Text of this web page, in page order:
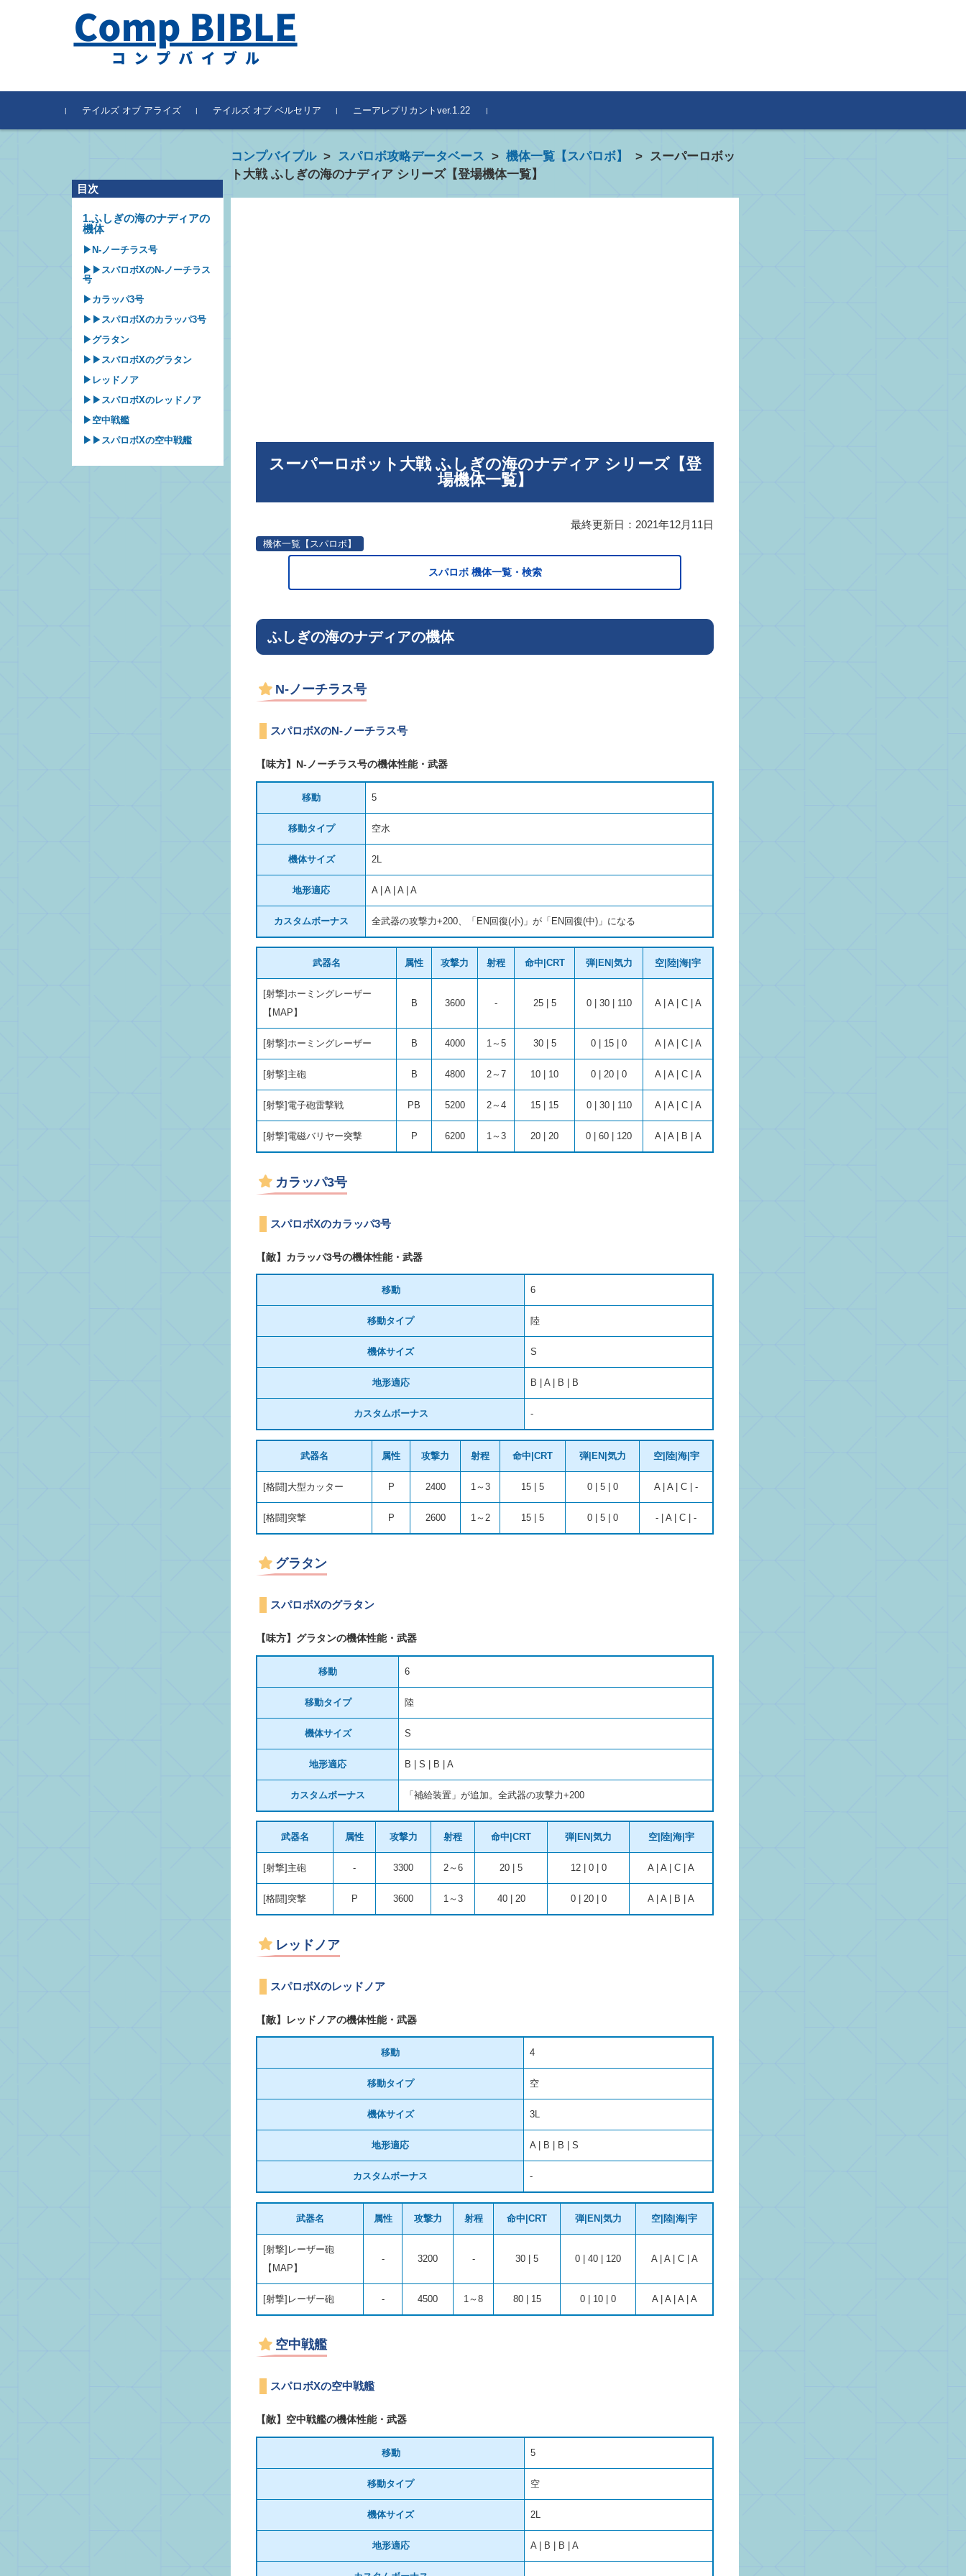
テイルズ オブ アライズ テイルズ オブ ベルセリア ニーアレプリカントver.1.22
コンプバイブル> スパロボ攻略データベース >機体一覧【スパロボ】 > スーパーロボッ
ト大戦 ふしぎの海のナディア シリーズ【登場機体一覧】
スーパーロボット大戦 ふしぎの海のナディア シリーズ【登
場機体一覧】
最終更新日： 2021年12月11日
機体一覧【スパロボ】
スパロボ 機体一覧・検索
ふしぎの海のナディアの機体
N-ノーチラス号
スパロボXのN-ノーチラス号
【味方】N-ノーチラス号の機体性能・武器
移動 5
移動タイプ 空水
機体サイズ 2L
地形適応 A | A | A | A
カスタムボーナス 全武器の攻撃力+200、「EN回復(小)」が「EN回復(中)」になる
武器名 属性 攻撃力 射程 命中|CRT 弾|EN|気力 空|陸|海|宇
[射撃]ホーミングレーザー
【MAP】
B 3600 - 25 | 5 0 | 30 | 110 A | A | C | A
[射撃]ホーミングレーザー B 4000 1～5 30 | 5 0 | 15 | 0 A | A | C | A
[射撃]主砲 B 4800 2～7 10 | 10 0 | 20 | 0 A | A | C | A
[射撃]電子砲雷撃戦 PB 5200 2～4 15 | 15 0 | 30 | 110 A | A | C | A
[射撃]電磁バリヤー突撃 P 6200 1～3 20 | 20 0 | 60 | 120 A | A | B | A
カラッパ3号
スパロボXのカラッパ3号
【敵】カラッパ3号の機体性能・武器
移動 6
移動タイプ 陸
機体サイズ S
地形適応 B | A | B | B
カスタムボーナス -
武器名 属性 攻撃力 射程 命中|CRT 弾|EN|気力 空|陸|海|宇
[格闘]大型カッター P 2400 1～3 15 | 5 0 | 5 | 0 A | A | C | -
[格闘]突撃 P 2600 1～2 15 | 5 0 | 5 | 0 - | A | C | -
グラタン
スパロボXのグラタン
【味方】グラタンの機体性能・武器
移動 6
移動タイプ 陸
機体サイズ S
地形適応 B | S | B | A
カスタムボーナス 「補給装置」が追加。全武器の攻撃力+200
武器名 属性 攻撃力 射程 命中|CRT 弾|EN|気力 空|陸|海|宇
[射撃]主砲 - 3300 2～6 20 | 5 12 | 0 | 0 A | A | C | A
[格闘]突撃 P 3600 1～3 40 | 20 0 | 20 | 0 A | A | B | A
レッドノア
スパロボXのレッドノア
【敵】レッドノアの機体性能・武器
移動 4
移動タイプ 空
機体サイズ 3L
地形適応 A | B | B | S
カスタムボーナス -
武器名 属性 攻撃力 射程 命中|CRT 弾|EN|気力 空|陸|海|宇
[射撃]レーザー砲
【MAP】
- 3200 - 30 | 5 0 | 40 | 120 A | A | C | A
[射撃]レーザー砲 - 4500 1～8 80 | 15 0 | 10 | 0 A | A | A | A
空中戦艦
スパロボXの空中戦艦
【敵】空中戦艦の機体性能・武器
移動 5
移動タイプ 空
機体サイズ 2L
地形適応 A | B | B | A
目次
1.ふしぎの海のナディアの
機体
▶N-ノーチラス号
▶▶スパロボXのN-ノーチラス
号
▶カラッパ3号
▶▶スパロボXのカラッパ3号
▶グラタン
▶▶スパロボXのグラタン
▶レッドノア
▶▶スパロボXのレッドノア
▶空中戦艦
▶▶スパロボXの空中戦艦